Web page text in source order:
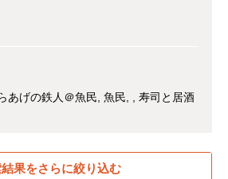
あげの鉄人＠魚民 魚民
寿司と居酒
果をさらに絞り込む